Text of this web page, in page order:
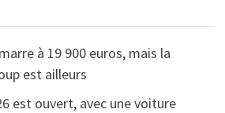
à 19 900 euros, mais la
est ailleurs
est ouvert, avec une voiture